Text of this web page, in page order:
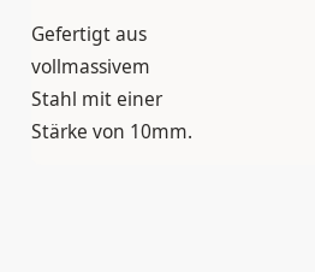
Gefertigt aus
vollmassivem
Stahl mit einer
Stärke von 10mm.